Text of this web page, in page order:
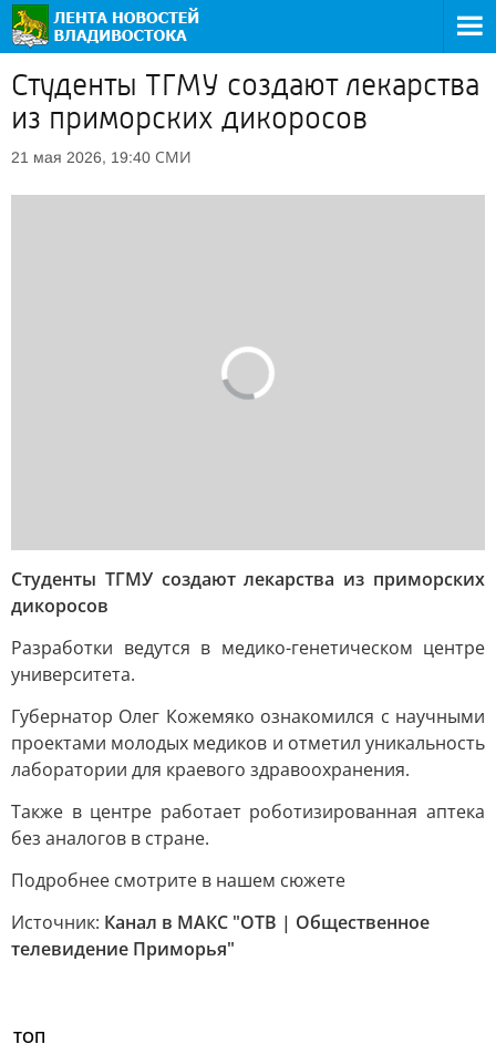
Студенты ТГМУ создают лекарства
из приморских дикоросов
21 мая 2026, 19:40 СМИ
Студенты ТГМУ создают лекарства из приморских
дикоросов
Разработки ведутся в медико-генетическом центре
университета.
Губернатор Олег Кожемяко ознакомился с научными
проектами молодых медиков и отметил уникальность
лаборатории для краевого здравоохранения.
Также в центре работает роботизированная аптека
без аналогов в стране.
Подробнее смотрите в нашем сюжете
Источник: Канал в МАКС "ОТВ | Общественное
телевидение Приморья"
ТОП